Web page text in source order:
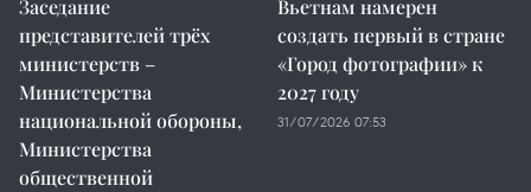
Заседание
представителей трёх
министерств –
Министерства
национальной обороны,
Министерства
общественной
Вьетнам намерен
создать первый в стране
«Город фотографии» к
2027 году
31/07/2026 07:53